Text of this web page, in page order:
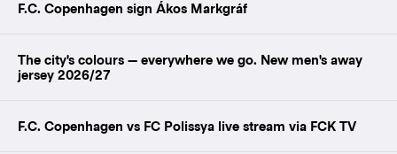
F.C. Copenhagen sign Ákos Markgráf
The city's colours — everywhere we go. New men's away
jersey 2026/27
F.C. Copenhagen vs FC Polissya live stream via FCK TV